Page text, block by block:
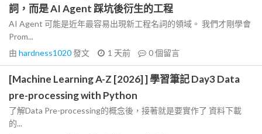
詞，而是 AI Agent 踩坑後衍生的工程
AI Agent 可能是近年最容易出現新工程名詞的領域。 我們才剛學會
Prom...
由 hardness1020發文 1 天前 0個留言
[Machine Learning A-Z [2026] ] 學習筆記 Day3 Data
pre-processing with Python
了解Data Pre-processing的概念後，接著就是要實作了 資料下載
的...